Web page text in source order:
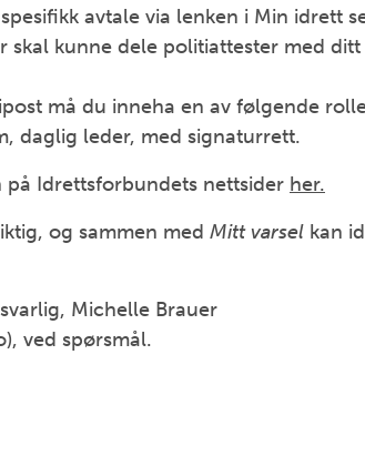
avtale via lenken i Min idrett
kunne dele politiattester med
må du inneha en av følgende
daglig leder, med signaturrett.
på Idrettsforbundets nettsider her.
og sammen med Mitt varsel kan
Michelle Brauer
ved spørsmål.